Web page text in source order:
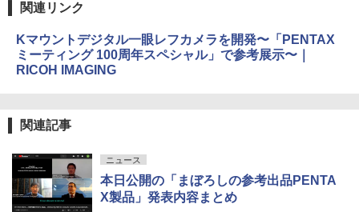
関連リンク
Kマウントデジタル一眼レフカメラを開発〜「PENTAX
ミーティング 100周年スペシャル」で参考展示〜｜
RICOH IMAGING
関連記事
ニュース
本日公開の「まぼろしの参考出品PENTA
X製品」発表内容まとめ